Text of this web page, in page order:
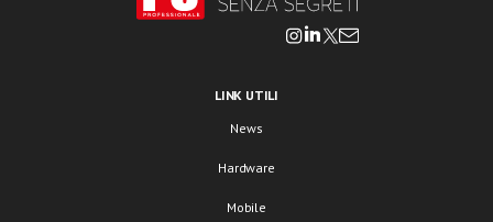
LINK UTILI
News
Hardware
Mobile